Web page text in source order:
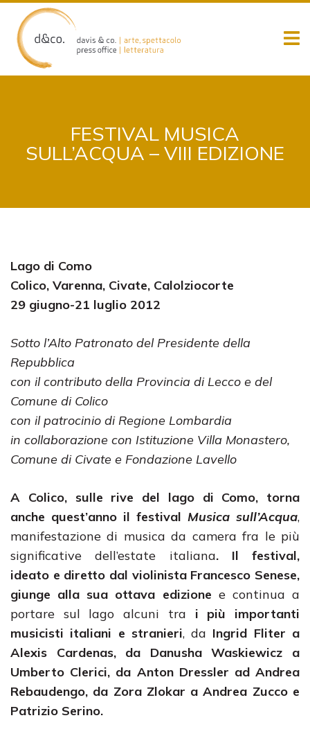
content
FESTIVAL MUSICA
SULL’ACQUA – VIII EDIZIONE
Lago di Como
Colico, Varenna, Civate, Calolziocorte
29 giugno-21 luglio 2012
Sotto l’Alto Patronato del Presidente della
Repubblica
con il contributo della Provincia di Lecco e del
Comune di Colico
con il patrocinio di Regione Lombardia
in collaborazione con Istituzione Villa Monastero,
Comune di Civate e Fondazione Lavello
A Colico, sulle rive del lago di Como, torna
anche quest’anno il festival Musica sull’Acqua,
manifestazione di musica da camera fra le più
significative dell’estate italiana. Il festival,
ideato e diretto dal violinista Francesco Senese,
giunge alla sua ottava edizione e continua a
portare sul lago alcuni tra i più importanti
musicisti italiani e stranieri, da Ingrid Fliter a
Alexis Cardenas, da Danusha Waskiewicz a
Umberto Clerici, da Anton Dressler ad Andrea
Rebaudengo, da Zora Zlokar a Andrea Zucco e
Patrizio Serino.